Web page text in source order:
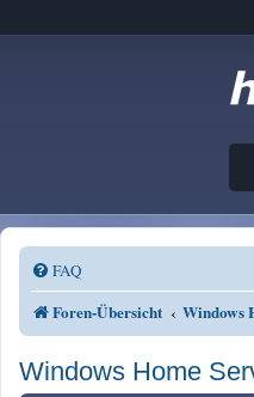
FAQ
Foren-Übersicht Windows
Windows Home